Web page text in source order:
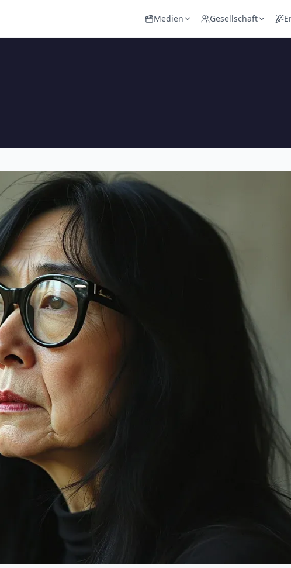
Medien Gesellschaft